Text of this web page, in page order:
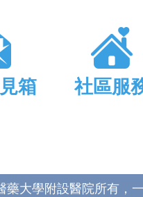
箱 社區服
大學附設醫院所有，